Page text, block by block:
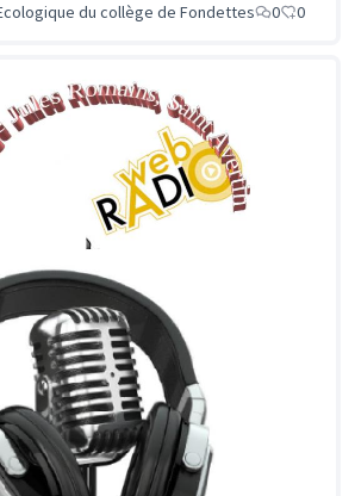
du collège de Fondettes 0 0